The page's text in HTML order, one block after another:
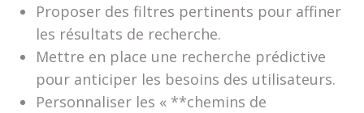
Proposer des filtres pertinents pour affiner
les résultats de recherche.
Mettre en place une recherche prédictive
pour anticiper les besoins des utilisateurs.
Personnaliser les « **chemins de